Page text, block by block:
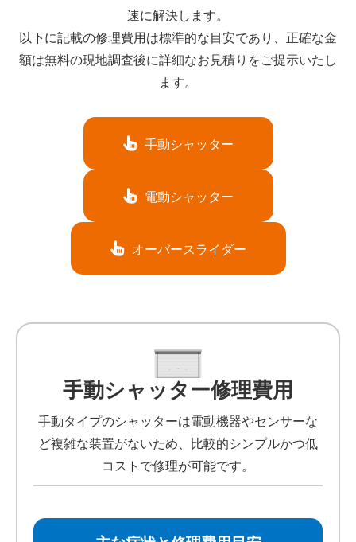
速に解決します。
以下に記載の修理費用は標準的な目安であり、正確な金
額は無料の現地調査後に詳細なお見積りをご提示いたし
ます。
手動シャッター
電動シャッター
オーバースライダー
手動シャッター修理費用
手動タイプのシャッターは電動機器やセンサーな
ど複雑な装置がないため、比較的シンプルかつ低
コストで修理が可能です。